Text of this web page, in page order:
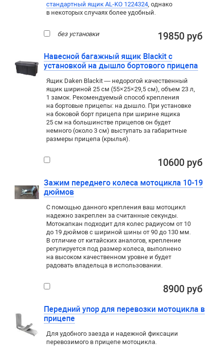
стандартный ящик AL-KO 1224324, однако
в некоторых случаях более удобный.
без установки 19850 руб
Навесной багажный ящик Blackit с
установкой на дышло бортового прицепа
Ящик Daken Blackit — недорогой качественный
ящик шириной 25 см (55×25×29,5 см), объем 23 л,
1 замок. Рекомендуемый способ крепления
на бортовые прицепы: на дышло. При установке
на боковой борт прицепа при ширине ящика
25 см на большинстве прицепов он будет
немного (около 3 см) выступать за габаритные
размеры прицепа (крылья).
10600 руб
Зажим переднего колеса мотоцикла 10-19
дюймов
С помощью данного крепления ваш мотоцикл
надежно закреплен за считанные секунды.
Мотокапкан подходит для колес радиусом от 10
до 19 дюймов с шириной шины от 90 до 130 мм.
В отличие от китайских аналогов, крепление
регулируется под размер колеса, выполнено
на высоком качественном уровне и будет
радовать владельца в использовании.
8900 руб
Передний упор для перевозки мотоцикла в
прицепе
Для удобного заезда и надежной фиксации
перевозимого в прицепе мотоцикла.